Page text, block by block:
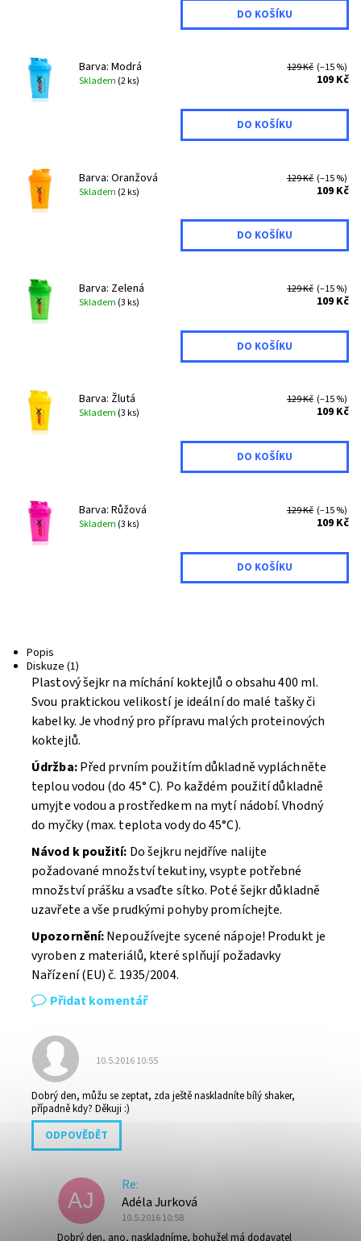
Barva: Modrá
Skladem (2 ks)
129 Kč (–15 %)
109 Kč
Barva: Oranžová
Skladem (2 ks)
129 Kč (–15 %)
109 Kč
Barva: Zelená
Skladem (3 ks)
129 Kč (–15 %)
109 Kč
Barva: Žlutá
Skladem (3 ks)
129 Kč (–15 %)
109 Kč
Barva: Růžová
Skladem (3 ks)
129 Kč (–15 %)
109 Kč
Popis
Diskuze (1)
Plastový šejkr na míchání koktejlů o obsahu 400 ml.
Svou praktickou velikostí je ideální do malé tašky či
kabelky. Je vhodný pro přípravu malých proteinových
koktejlů.
Údržba:Před prvním použitím důkladně vypláchněte
teplou vodou (do 45° C). Po každém použití důkladně
umyjte vodou a prostředkem na mytí nádobí. Vhodný
do myčky (max. teplota vody do 45°C).
Návod k použití: Do šejkru nejdříve nalijte
požadované množství tekutiny, vsypte potřebné
množství prášku a vsaďte sítko. Poté šejkr důkladně
uzavřete a vše prudkými pohyby promíchejte.
Upozornění:Nepoužívejte sycené nápoje! Produkt je
vyroben z materiálů, které splňují požadavky
Nařízení (EU) č. 1935/2004.
Přidat komentář
10.5.2016 10:55
Dobrý den, můžu se zeptat, zda ještě naskladníte bílý shaker,
případně kdy? Děkuji :)
ODPOVĚDĚT
AJ
Re:
Adéla Jurková
10.5.2016 10:58
Dobrý den, ano, naskladníme, bohužel má dodavatel